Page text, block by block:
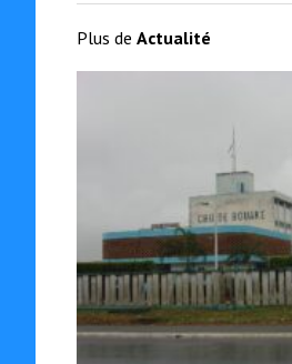
Plus de Actualité